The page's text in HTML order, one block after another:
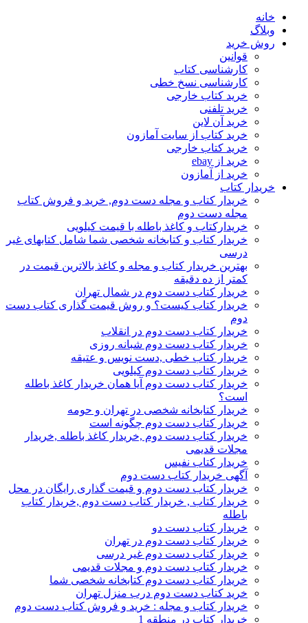
خانه
وبلاگ
روش خرید
قوانین
کارشناسی کتاب
کارشناسی نسخ خطی
خرید کتاب خارجی
خرید تلفنی
خرید آن لاین
خرید کتاب از سایت آمازون
خرید کتاب خارجی
خرید از ebay
خرید از آمازون
خریدار کتاب
خریدار کتاب و مجله دست دوم, خرید و فروش کتاب
مجله دست دوم
خریدارکتاب و کاغذ باطله با قیمت کیلویی
خریدار کتاب و کتابخانه شخصی شما شامل کتابهای غیر
درسی
بهترین خریدار کتاب و مجله و کاغذ بالاترین قیمت در
کمتر از ده دقیقه
خریدار کتاب دست دوم در شمال تهران
خریدار کتاب کیست؟ و روش قیمت گذاری کتاب دست
دوم
خریدار کتاب دست دوم در انقلاب
خریدار کتاب دست دوم شبانه روزی
خریدار کتاب خطی ,دست نویس و عتیقه
خریدار کتاب دست دوم کیلویی
خریدار کتاب دست دوم آیا همان خریدار کاغذ باطله
است؟
خریدار کتابخانه شخصی در تهران و حومه
خریدار کتاب دست دوم چگونه است
خریدار کتاب دست دوم ,خریدار کاغذ باطله ,خریدار
مجلات قدیمی
خریدار کتاب نفیس
آگهی خریدار کتاب دست دوم
خریدار کتاب دست دوم و قیمت گذاری رایگان در محل
خریدار کتاب , خریدار کتاب دست دوم ,خریدار کتاب
باطله
خریدار کتاب دست دو
خریدار کتاب دست دوم در تهران
خریدار کتاب دست دوم غیر درسی
خریدار کتاب دست دوم و مجلات قدیمی
خریدار کتاب دست دوم کتابخانه شخصی شما
خرید کتاب دست دوم درب منزل تهران
خریدار کتاب و مجله : خرید و فروش کتاب دست دوم
خریدار کتاب در منطقه 1